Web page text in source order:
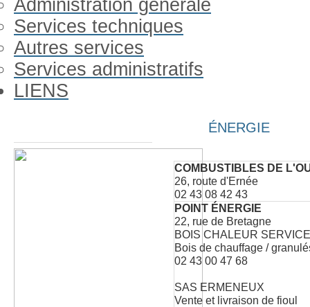
Administration générale
Services techniques
Autres services
Services administratifs
LIENS
ÉNERGIE
COMBUSTIBLES DE
26, route d'Ernée
02 43 08 42 43
POINT ÉNERGIE
22, rue de Bretagne
BOIS CHALEUR
Bois de chauffage /
02 43 00 47 68
SAS ERMENEUX
Vente et livraison de fioul